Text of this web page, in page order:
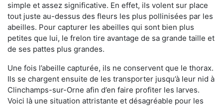
simple et assez significative. En effet, ils volent sur place
tout juste au-dessus des fleurs les plus pollinisées par les
abeilles. Pour capturer les abeilles qui sont bien plus
petites que lui, le frelon tire avantage de sa grande taille et
de ses pattes plus grandes.
Une fois l’abeille capturée, ils ne conservent que le thorax.
Ils se chargent ensuite de les transporter jusqu’à leur nid à
Clinchamps-sur-Orne afin d’en faire profiter les larves.
Voici là une situation attristante et désagréable pour les